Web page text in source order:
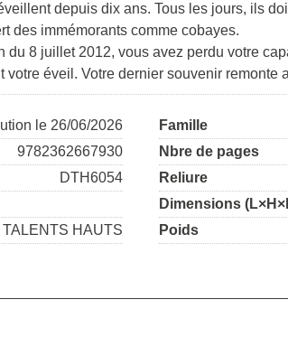
depuis dix ans. Tous les jours, ils
des immémorants comme cobayes.
8 juillet 2012, vous avez perdu votre
éveil. Votre dernier souvenir remonte
le 26/06/2026
9782362667930
DTH6054
TALENTS HAUTS
Famille
Nbre de pages
Reliure
Dimensions
Poids